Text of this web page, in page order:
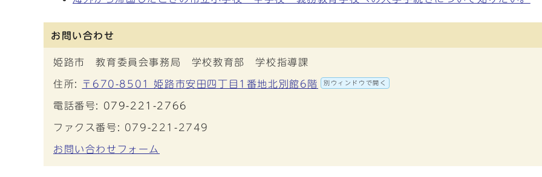
お問い合わせ
姫路市 教育委員会事務局 学校教育部 学校指導課
住所: 〒670-8501 姫路市安田四丁目1番地北別館6階 別ウィンドウで開く
電話番号: 079-221-2766
ファクス番号: 079-221-2749
お問い合わせフォーム